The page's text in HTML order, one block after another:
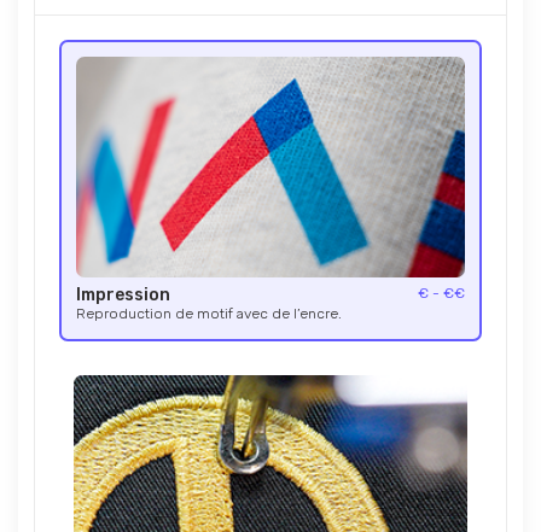
Impression
€ - €€
Reproduction de motif avec de l’encre.